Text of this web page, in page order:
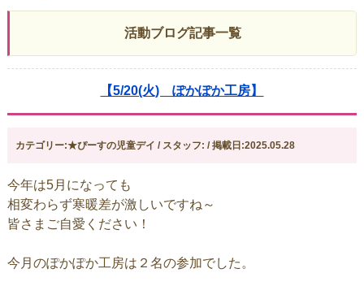
活動ブログ記事一覧
【5/20(火) ぽかぽか工房】
カテゴリー:★ぴーすの児童デイ / スタッフ: / 掲載日:2025.05.28
今年は5月になっても
相変わらず寒暖差が激しいですね～
皆さまご自愛ください！
今月のぽかぽか工房は２名の参加でした。